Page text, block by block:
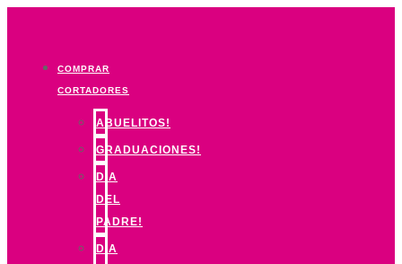
COMPRAR
CORTADORES
ABUELITOS!
GRADUACIONES!
DIA
DEL
PADRE!
DIA